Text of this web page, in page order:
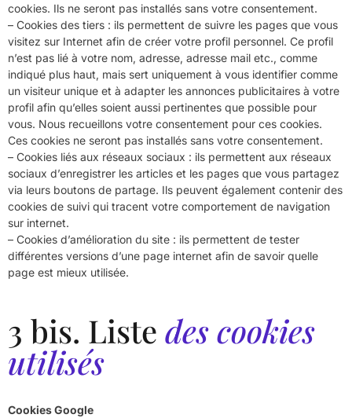
cookies. Ils ne seront pas installés sans votre consentement.
– Cookies des tiers : ils permettent de suivre les pages que vous
visitez sur Internet afin de créer votre profil personnel. Ce profil
n’est pas lié à votre nom, adresse, adresse mail etc., comme
indiqué plus haut, mais sert uniquement à vous identifier comme
un visiteur unique et à adapter les annonces publicitaires à votre
profil afin qu’elles soient aussi pertinentes que possible pour
vous. Nous recueillons votre consentement pour ces cookies.
Ces cookies ne seront pas installés sans votre consentement.
– Cookies liés aux réseaux sociaux : ils permettent aux réseaux
sociaux d’enregistrer les articles et les pages que vous partagez
via leurs boutons de partage. Ils peuvent également contenir des
cookies de suivi qui tracent votre comportement de navigation
sur internet.
– Cookies d’amélioration du site : ils permettent de tester
différentes versions d’une page internet afin de savoir quelle
page est mieux utilisée.
3 bis. Liste des cookies
utilisés
Cookies Google